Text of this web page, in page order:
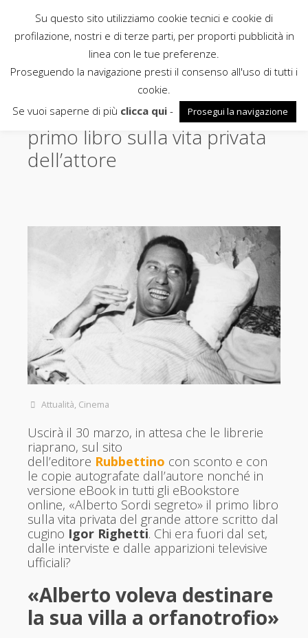
Rubbettino
Alberto Sordi segreto. Il
primo libro sulla vita privata
dell’attore
Attualità, Cinema
Uscirà il 30 marzo, in attesa che le librerie
riaprano, sul sito
dell’editore Rubbettino con sconto e con
le copie autografate dall’autore nonché in
versione eBook in tutti gli eBookstore
online, «Alberto Sordi segreto» il primo libro
sulla vita privata del grande attore scritto dal
cugino Igor Righetti. Chi era fuori dal set,
dalle interviste e dalle apparizioni televisive
ufficiali?
«Alberto voleva destinare
la sua villa a orfanotrofio»
Su questo sito utilizziamo cookie tecnici e cookie di
profilazione, nostri e di terze parti, per proporti pubblicità in
linea con le tue preferenze.
Proseguendo la navigazione presti il consenso all'uso di tutti i
cookie.
Se vuoi saperne di più clicca qui- Prosegui la navigazione